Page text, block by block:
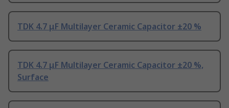
TDK 4.7 μF Multilayer Ceramic Capacitor ±20 %
TDK 4.7 μF Multilayer Ceramic Capacitor ±20 %,
Surface